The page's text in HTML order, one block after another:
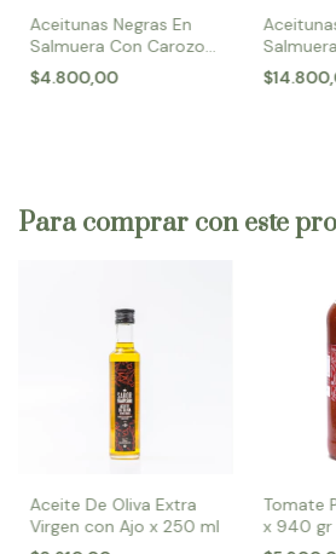
Aceitunas Negras En
Salmuera Con Carozo
N° 0 x 400 gr
$4.800,00
Salmuera
1,380 Kg
Para comprar con este
Aceite De Oliva Extra
Virgen con Ajo x 250 ml
Tomate
x 940 gr